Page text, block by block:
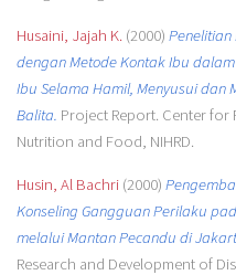
Husaini, Jajah K.(2000) Penelitian
dengan Metode Kontak Ibu
Ibu Selama Hamil, Menyusui dan
Balita. Project Report. Center for
Nutrition and Food, NIHRD.
Husin, Al Bachri(2000)
Konseling Gangguan Perilaku
melalui Mantan Pecandu di
Research and Development of